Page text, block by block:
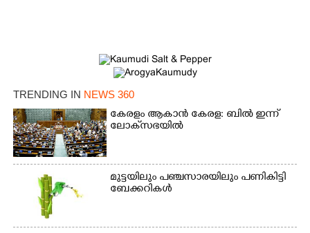
TRENDING IN NEWS 360
കേരളം ആകാൻ കേരള: ബിൽ ഇന്ന്
ലോക്‌സഭയിൽ
മുട്ടയിലും പഞ്ചസാരയിലും പണികിട്ടി
ബേക്കറികൾ